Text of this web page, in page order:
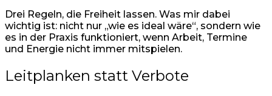
Drei Regeln, die Freiheit lassen. Was mir dabei
wichtig ist: nicht nur „wie es ideal wäre“, sondern wie
es in der Praxis funktioniert, wenn Arbeit, Termine
und Energie nicht immer mitspielen.
Leitplanken statt Verbote